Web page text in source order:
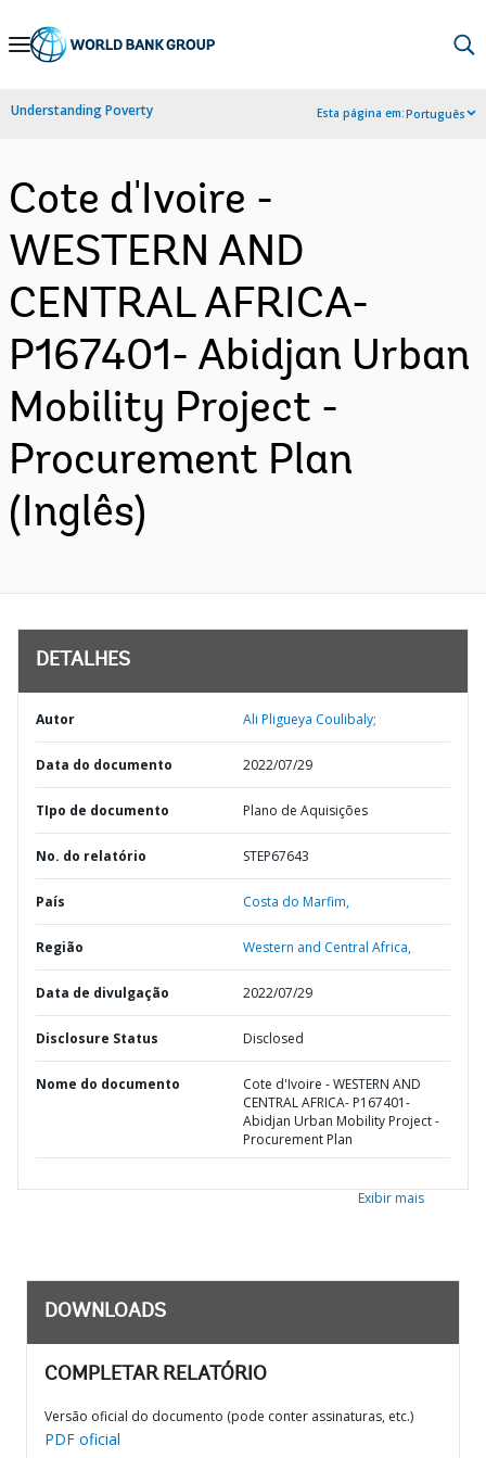
Skip
Navigation
Understanding Poverty Esta página em:Português
Cote d'Ivoire -
WESTERN AND
CENTRAL AFRICA-
P167401- Abidjan Urban
Mobility Project -
Procurement Plan
(Inglês)
DETALHES
Autor Ali Pligueya Coulibaly;
Data do documento 2022/07/29
TIpo de documento Plano de Aquisições
No. do relatório STEP67643
País Costa do Marfim,
Região Western and Central Africa,
Data de divulgação 2022/07/29
Disclosure Status Disclosed
Nome do documento
Cote d'Ivoire - WESTERN AND
CENTRAL AFRICA- P167401-
Abidjan Urban Mobility Project -
Procurement Plan
Exibir mais
DOWNLOADS
COMPLETAR RELATÓRIO
Versão oficial do documento (pode conter assinaturas, etc.)
PDF oficial